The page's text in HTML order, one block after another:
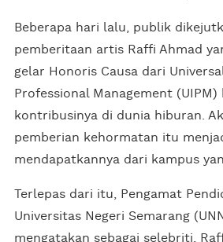
Beberapa hari lalu, publik
pemberitaan artis Raffi Ahmad
gelar Honoris Causa dari
Professional Management (UIPM)
kontribusinya di dunia hiburan.
pemberian kehormatan itu
mendapatkannya dari kampus
Terlepas dari itu, Pengamat
Universitas Negeri Semarang
mengatakan sebagai selebriti,